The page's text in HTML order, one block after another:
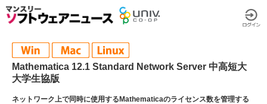
Mathematica 12.1 Standard Network Server 中高短大
大学生協版
ネットワーク上で同時に使用するMathematicaのライセンス数を管理する